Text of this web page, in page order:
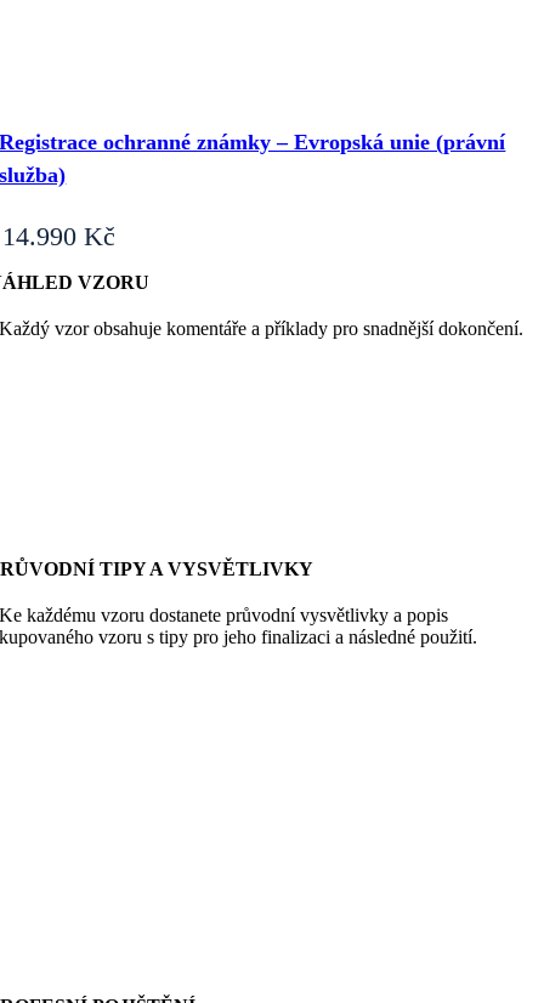
Registrace ochranné známky – Evropská unie (právní
služba)
14.990Kč
VZORU
Každý vzor obsahuje komentáře a příklady pro snadnější dokončení.
TIPY A VYSVĚTLIVKY
Ke každému vzoru dostanete průvodní vysvětlivky a popis
kupovaného vzoru s tipy pro jeho finalizaci a následné použití.